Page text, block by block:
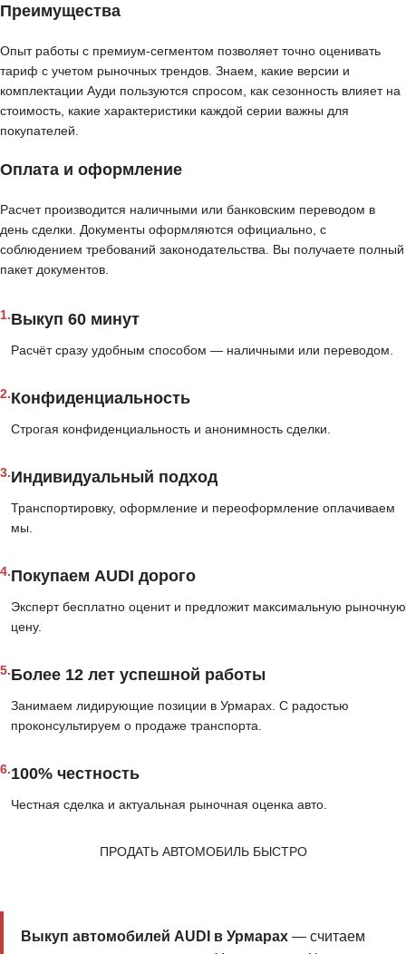
Преимущества
Опыт работы с премиум-сегментом позволяет точно оценивать
тариф с учетом рыночных трендов. Знаем, какие версии и
комплектации Ауди пользуются спросом, как сезонность влияет на
стоимость, какие характеристики каждой серии важны для
покупателей.
Оплата и оформление
Расчет производится наличными или банковским переводом в
день сделки. Документы оформляются официально, с
соблюдением требований законодательства. Вы получаете полный
пакет документов.
1.Выкуп 60 минут
Расчёт сразу удобным способом — наличными или переводом.
2.Конфиденциальность
Строгая конфиденциальность и анонимность сделки.
3.Индивидуальный подход
Транспортировку, оформление и переоформление оплачиваем
мы.
4.Покупаем AUDI дорого
Эксперт бесплатно оценит и предложит максимальную рыночную
цену.
5.Более 12 лет успешной работы
Занимаем лидирующие позиции в Урмарах. С радостью
проконсультируем о продаже транспорта.
6.100% честность
Честная сделка и актуальная рыночная оценка авто.
ПРОДАТЬ АВТОМОБИЛЬ БЫСТРО
Выкуп автомобилей AUDI в Урмарах— считаем